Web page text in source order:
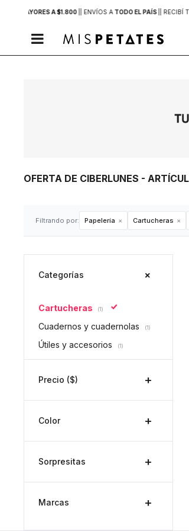
MAYORES A $1.800 | ENVÍOS A TODO EL PAÍS | RECIBÍ

OFERTA DE CIBERLUNES -
Filtrando por: Papelería Cartucheras
Categorías
Cartucheras (1)
Cuadernos y cuadernolas (1)
Útiles y accesorios (1)
Precio ($)
Color
Sorpresitas
Marcas